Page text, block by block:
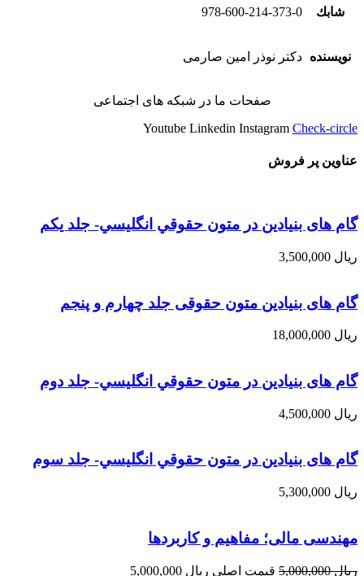
شابك 978-600-214-373-0
نویسنده دکتر نوذر امین صارمی
صفحات ما در شبکه های اجتماعی
Youtube Linkedin Instagram Check-circle
عناوین پر فروش
گام های بنیادین در متون حقوقي انگليسي- جلد يكم
ریال
گام های بنیادین متون حقوقی جلد چهارم و پنجم
ریال
گام های بنیادین در متون حقوقي انگليسي- جلد دوم
ریال
گام های بنیادین در متون حقوقي انگليسي- جلد سوم
ریال
مهندسی مالی؛ مفاهیم و کاربردها
ریال5,000,000
قیمت اصلی ریال 5,000,000